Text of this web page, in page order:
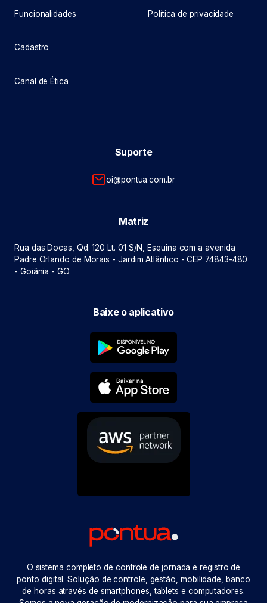
Funcionalidades
Cadastro
Canal de Ética
Política de privacidade
Suporte
oi@pontua.com.br
Matriz
Rua das Docas, Qd. 120 Lt. 01 S/N, Esquina com a avenida
Padre Orlando de Morais - Jardim Atlântico - CEP 74843-480
- Goiânia - GO
Baixe o aplicativo
O sistema completo de controle de jornada e registro de
ponto digital. Solução de controle, gestão, mobilidade, banco
de horas através de smartphones, tablets e computadores.